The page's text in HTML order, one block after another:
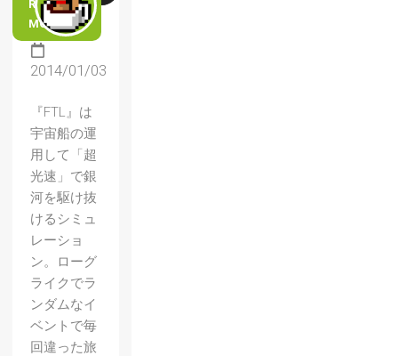
READ
MORE
2014/01/03
『FTL』は
宇宙船の運
用して「超
光速」で銀
河を駆け抜
けるシミュ
レーショ
ン。ローグ
ライクでラ
ンダムなイ
ベントで毎
回違った旅